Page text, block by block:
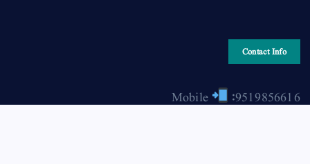
Contact Info
Mobile
:9519856616